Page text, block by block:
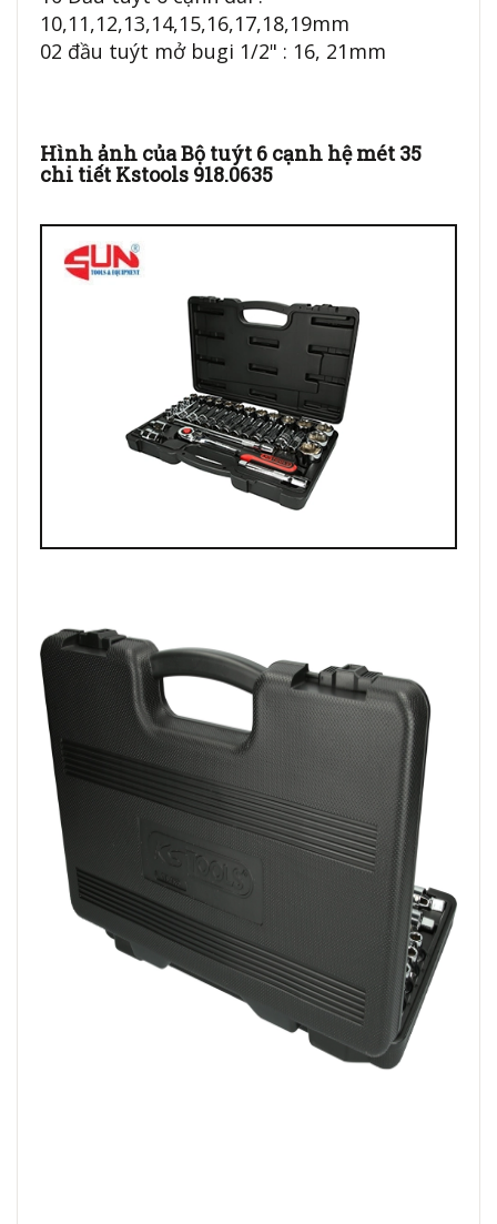
10,11,12,13,14,15,16,17,18,19mm
02 đầu tuýt mở bugi 1/2" : 16, 21mm
Hình ảnh của Bộ tuýt 6 cạnh hệ mét 35
chi tiết Kstools 918.0635